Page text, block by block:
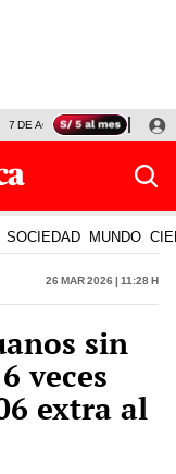
7 DE AGOSTO OLLANTA
SOCIEDAD MUNDO
26 Mar 2026 | 11:28 h
sin
veces
extra al